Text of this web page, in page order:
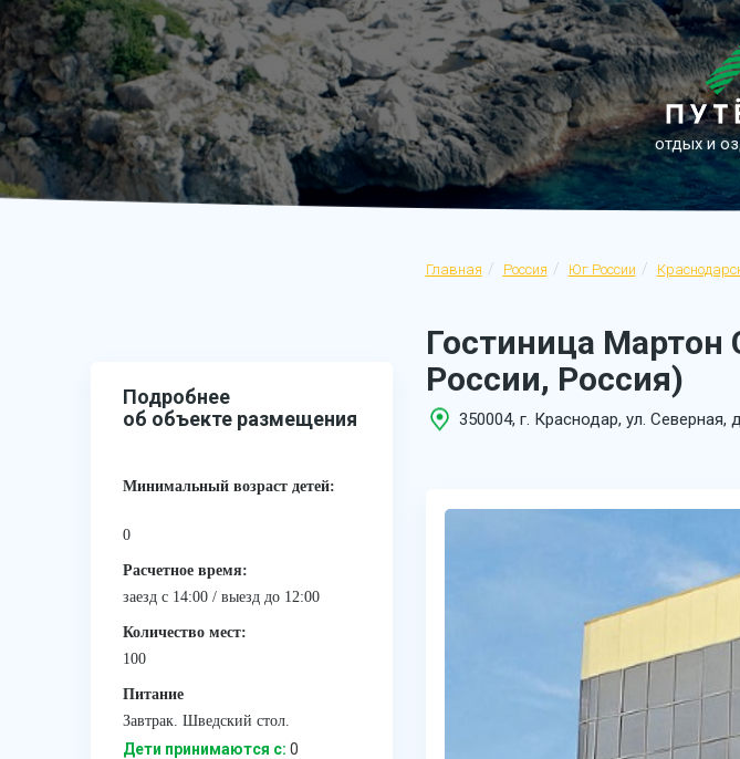
отдых и
Главная Россия Юг России
Гостиница Мартон
России, Россия)
350004, г. Краснодар, ул. Северная,
Подробнее
об объекте размещения
Минимальный возраст детей:
0
Расчетное время:
заезд с 14:00 / выезд до 12:00
Количество мест:
100
Питание
Завтрак. Шведский стол.
Дети принимаются с: 0